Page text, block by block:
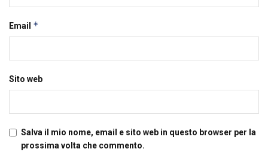
Email *
Sito web
Salva il mio nome, email e sito web in questo browser per la
prossima volta che commento.